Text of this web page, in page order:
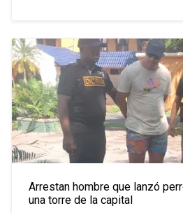
Arrestan hombre que lanzó
una torre de la capital